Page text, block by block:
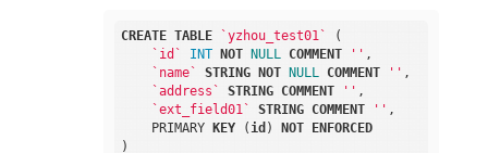
CREATE TABLE `yzhou_test01`
(
`id`
INT NOT NULL COMMENT '' ,
`name`
STRING NOT NULL COMMENT '' ,
`address`
STRING COMMENT '' ,
`ext_field01`
STRING COMMENT '' ,
    PRIMARY
KEY ( id ) NOT ENFORCED